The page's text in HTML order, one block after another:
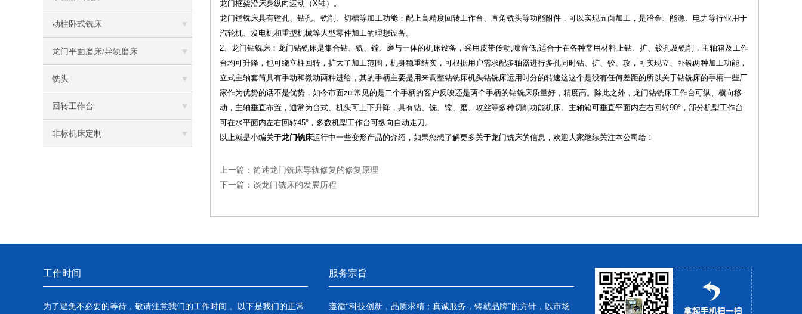
动柱卧式铣床
龙门平面磨床/导轨磨床
铣头
回转工作台
非标机床定制
龙门框架沿床身纵向运动（X轴）。
龙门镗铣床具有镗孔、钻孔、铣削、切槽等加工功能；配上高精度回转工作台、直角铣头等功能附件，可以实现五面加工，是冶金、能源、电力等行业用于
汽轮机、发电机和重型机械等大型零件加工的理想设备。
2、龙门钻铣床：龙门钻铣床是集合钻、铣、镗、磨与一体的机床设备，采用皮带传动,噪音低,适合于在各种常用材料上钻、扩、铰孔及铣削，主轴箱及工作
台均可升降，也可绕立柱回转，扩大了加工范围，机身稳重结实，可根据用户需求配多轴器进行多孔同时钻、扩、铰、攻，可实现立、卧铣两种加工功能，
立式主轴套筒具有手动和微动两种进给，其的手柄主要是用来调整钻铣床机头钻铣床运用时分的转速这这个是没有任何差距的所以关于钻铣床的手柄一些厂
家作为优势的话不是优势，如今市面zui常见的是二个手柄的客户反映还是两个手柄的钻铣床质量好，精度高。除此之外，龙门钻铣床工作台可纵、横向移
动，主轴垂直布置，通常为台式、机头可上下升降，具有钻、铣、镗、磨、攻丝等多种切削功能机床。主轴箱可垂直平面内左右回转90°，部分机型工作台
可在水平面内左右回转45°，多数机型工作台可纵向自动走刀。
以上就是小编关于龙门铣床运行中一些变形产品的介绍，如果您想了解更多关于龙门铣床的信息，欢迎大家继续关注本公司给！
上一篇： 简述龙门铣床导轨修复的修复原理
下一篇： 谈龙门铣床的发展历程
工作时间
为了避免不必要的等待，敬请注意我们的工作时间 。以下是我们的正常
服务宗旨
遵循“科技创新，品质求精；真诚服务，铸就品牌”的方针，以市场